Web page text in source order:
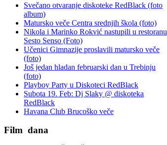
Svečano otvaranje diskoteke RedBlack (foto
album)
Matursko veče Centra srednjih škola (foto)
Nikola i Marinko Rokvić nastupili u restoranu
Sesto Senso (Foto)
Učenici Gimnazije proslavili matursko veče
(foto)
Još jedan hladan februarski dan u Trebinju
(foto)
Playboy Party u Diskoteci RedBlack
Subota 19. Feb: Dj Slaky @ diskoteka
RedBlack
Havana Club Brucoško veče
Film dana